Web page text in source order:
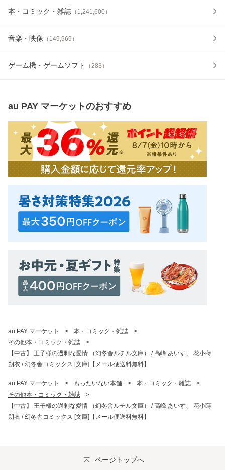
本・コミック・雑誌 （ 1,241,600）
音楽・映像 （ 149,969 ）
ゲーム機・ゲームソフト （283 ）
au PAY マーケットのおすすめ
au PAY マーケット > 本・コミック・雑誌
>
その他本・コミック・雑誌
>
【中古】 王子様の過剰な愛情 （幻冬舎ルチル文庫） / 高峰 あいす、 花小蒔
朔衣 / 幻冬舎コミックス [文庫]【メール便送料無料】
au PAY マーケット > もったいない本舗 > 本・コミック・雑誌
>
その他本・コミック・雑誌
>
【中古】 王子様の過剰な愛情 （幻冬舎ルチル文庫） / 高峰 あいす、 花小蒔
朔衣 / 幻冬舎コミックス [文庫]【メール便送料無料】
ページトップへ